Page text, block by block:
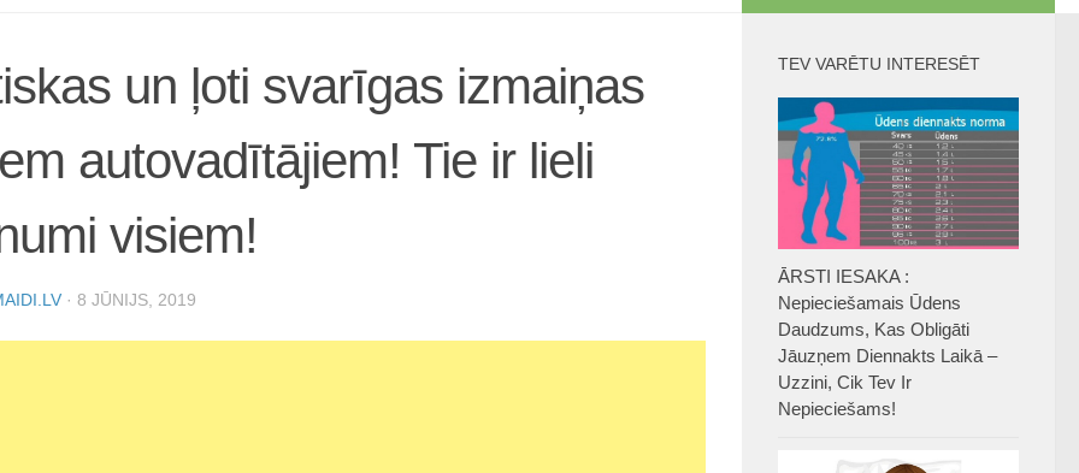
un ļoti svarīgas izmaiņas
autovadītājiem! Tie ir lieli
visiem!
· 8 JŪNIJS, 2019
TEV VARĒTU INTERESĒT
ĀRSTI IESAKA :
Nepieciešamais Ūdens
Daudzums, Kas Obligāti
Jāuzņem Diennakts Laikā –
Uzzini, Cik Tev Ir
Nepieciešams!